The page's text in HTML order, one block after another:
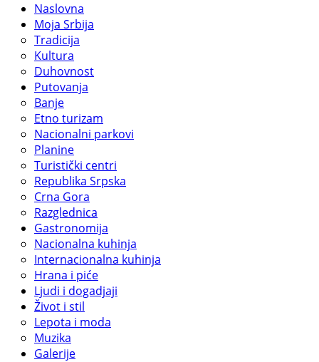
Naslovna
Moja Srbija
Tradicija
Kultura
Duhovnost
Putovanja
Banje
Etno turizam
Nacionalni parkovi
Planine
Turistički centri
Republika Srpska
Crna Gora
Razglednica
Gastronomija
Nacionalna kuhinja
Internacionalna kuhinja
Hrana i piće
Ljudi i dogadjaji
Život i stil
Lepota i moda
Muzika
Galerije